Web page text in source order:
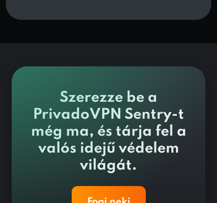
Szerezze be a
PrivadoVPN Sentry-t
még ma, és tárja fel a
valós idejű védelem
világát.